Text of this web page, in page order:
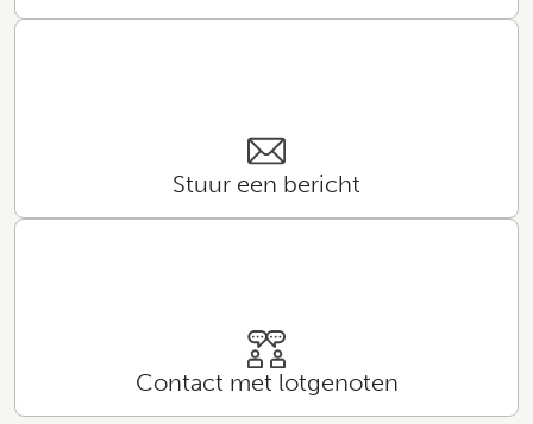
Stuur een bericht
Contact met lotgenoten